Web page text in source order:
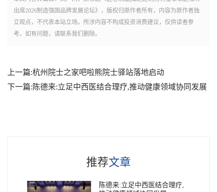
出席2026制造强国品牌发展论坛》，版权归原作者所有，内容为原作者独
立观点，不代表本站立场。所涉内容不构成投资消费建议，仅供读者参
考。如有问题，请联系我们删除。
上一篇:杭州院士之家吧啦熊院士驿站落地启动
下一篇: 陈德来:立足中西医结合理疗,推动健康领域协同发展
推荐文章
陈德来:立足中西医结合理疗,